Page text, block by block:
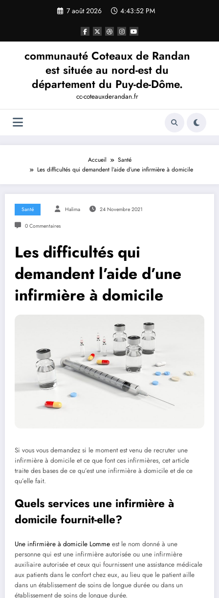
7 août 2026 4:43:52 PM
communauté Coteaux de Randan
est située au nord-est du
département du Puy-de-Dôme.
cc-coteauxderandan.fr
Accueil
Santé
Les difficultés qui demandent l’aide d’une infirmière à domicile
Santé Halima 24 Novembre 2021
0 Commentaires
Les difficultés qui
demandent l’aide d’une
infirmière à domicile
Si vous vous demandez si le moment est venu de recruter une
infirmière à domicile et ce que font ces infirmières, cet article
traite des bases de ce qu’est une infirmière à domicile et de ce
qu’elle fait.
Quels services une infirmière à
domicile fournit-elle?
Une infirmière à domicile Lomme est le nom donné à une
personne qui est une infirmière autorisée ou une infirmière
auxiliaire autorisée et ceux qui fournissent une assistance médicale
aux patients dans le confort chez eux, au lieu que le patient aille
dans un établissement de soins de longue durée ou dans un
établissement de soins de longue durée.